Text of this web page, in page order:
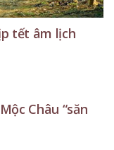
tết âm lịch
Châu “săn